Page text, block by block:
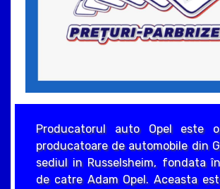
Producatorul auto Opel este
producatoare de automobile din
sediul in Russelsheim, fondata
de catre Adam Opel. Aceasta